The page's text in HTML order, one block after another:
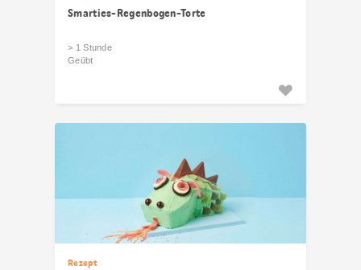
Smarties-Regenbogen-Torte
> 1 Stunde
Geübt
Rezept